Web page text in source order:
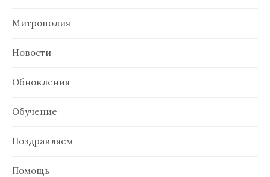
Митрополия
Новости
Обновления
Обучение
Поздравляем
Помощь